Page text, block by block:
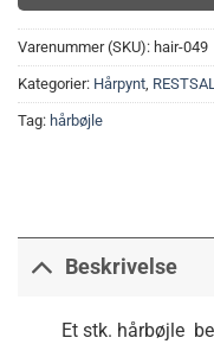
Varenummer (SKU): hair-049
Kategorier: Hårpynt,
Tag: hårbøjle
Beskrivelse
Et stk. hårbøjle